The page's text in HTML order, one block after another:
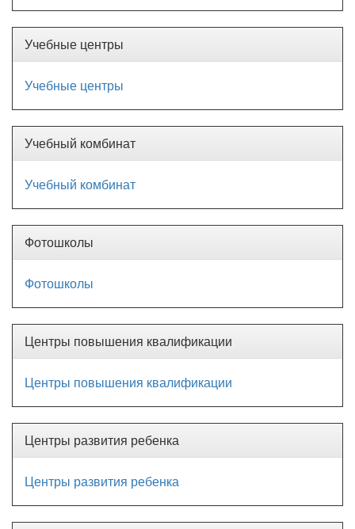
Учебные центры
Учебные центры
Учебный комбинат
Учебный комбинат
Фотошколы
Фотошколы
Центры повышения квалификации
Центры повышения квалификации
Центры развития ребенка
Центры развития ребенка